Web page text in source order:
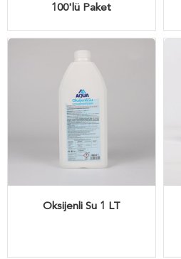
100'lü Paket
Oksijenli Su 1 LT